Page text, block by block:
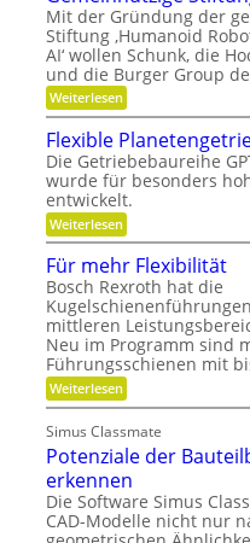
h
e
c
h
n
e
r
a
t
i
o
n
n
f
ü
r
R
o
b
o
t
e
r
g
r
e
f
e
r
F
r
i
s
t
e
n
e
i
n
e
V
e
r
a
n
t
w
o
r
t
u
n
Mit der Gründung der
Stiftung ‚Humanoid
AI‘ wollen Schunk, die
und die Burger Group
Weiterlesen:
G
e
m
e
i
n
n
ü
t
z
i
g
e
S
t
i
f
t
n
g
g
e
g
r
ü
Flexible
Die Getriebebaureihe
wurde für besonders
entwickelt.
Weiterlesen:
F
e
x
i
b
l
e
P
l
a
e
t
e
n
g
e
Für mehr Flexibilität
Bosch Rexroth hat die
mittleren
Neu im Programm sind
Führungsschienen mit
Weiterlesen:
F
r
m
h
r
F
l
Simus Classmate
Potenziale der
erkennen
Die Software Simus
CAD-Modelle nicht nur